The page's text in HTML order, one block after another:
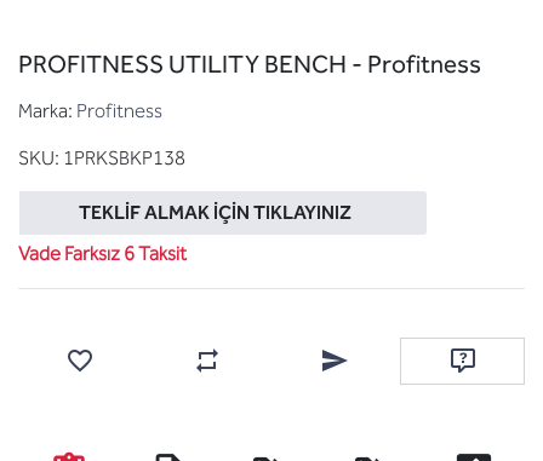
PROFITNESS UTILITY BENCH - Profitness
Marka: Profitness
SKU: 1PRKSBKP138
TEKLIF ALMAK İÇIN TIKLAYINIZ
Vade Farksız 6 Taksit
Karşılaştırma listesine ekleArkadaşına e-posta ile
Soru sor